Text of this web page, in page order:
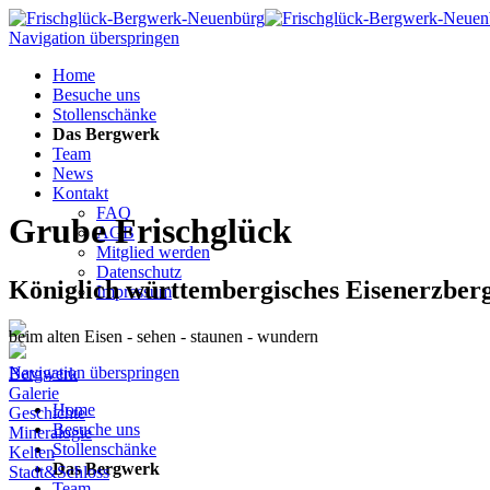
Navigation überspringen
Home
Besuche uns
Stollenschänke
Das Bergwerk
Team
News
Kontakt
FAQ
AGB
Mitglied werden
Datenschutz
Impressum
Navigation überspringen
Home
Besuche uns
Stollenschänke
Das Bergwerk
Grube Frischglück
Königlich württembergisches
beim alten Eisen - sehen - staunen - wundern
Bergwerk
Galerie
Geschichte
Mineralogie
Kelten
Stadt&Schloss